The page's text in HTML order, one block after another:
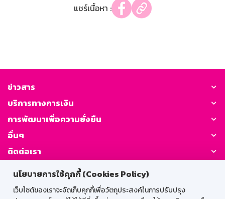
นโยบายการใช้คุกกี้ (Cookies Policy)
เว็บไซต์ของเราจะจัดเก็บคุกกี้เพื่อวัตถุประสงค์ในการปรับปรุง
แชร์เนื้อหา :
ข่าวสาร
บริการทางการเงิน
การพัฒนาเพื่อความยั่งยืน
อื่นๆ
ติดต่อเรา
GSB Society: